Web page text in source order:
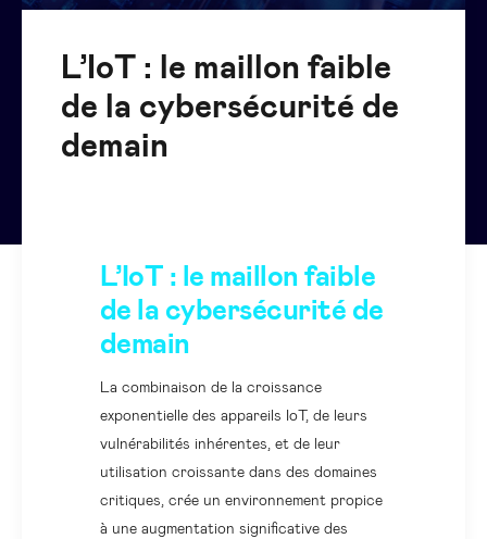
L’IoT : le maillon faible
de la cybersécurité de
demain
L’IoT : le maillon faible
de la cybersécurité de
demain
La combinaison de la croissance
exponentielle des appareils IoT, de leurs
vulnérabilités inhérentes, et de leur
utilisation croissante dans des domaines
critiques, crée un environnement propice
à une augmentation significative des